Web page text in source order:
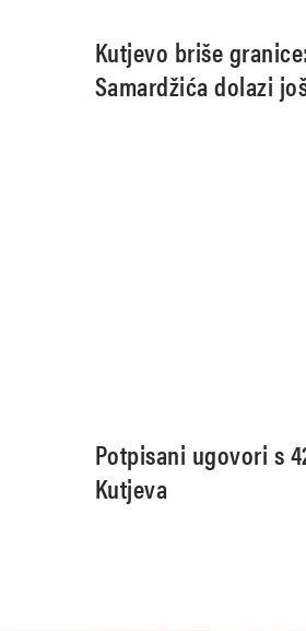
Kutjevo briše
Samardžića dolazi
Potpisani ugovori s
Kutjeva